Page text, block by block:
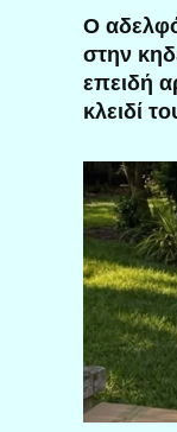
Ο
στην
επειδή
κλειδί